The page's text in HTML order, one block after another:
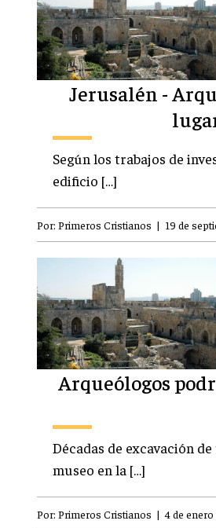
Jerusalén -
Según los trabajos de
edificio […]
Por: Primeros Cristianos | 19 de
Arqueólogos
Décadas de excavación
museo en la […]
Por: Primeros Cristianos |4 de